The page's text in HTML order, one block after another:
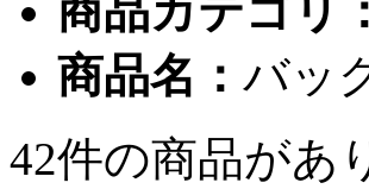
商品カテゴリ：
商品名： バッ
42件の商品があ